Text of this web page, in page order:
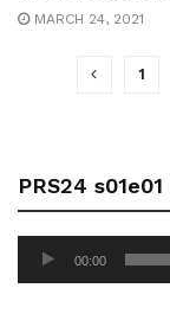
MARCH 24, 2021
1
PRS24 s01e01
00:00